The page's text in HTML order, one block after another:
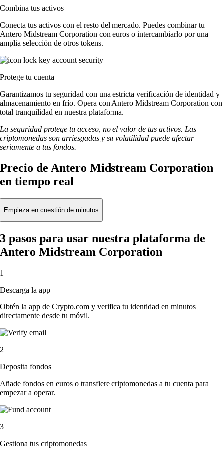
Combina tus activos
Conecta tus activos con el resto del mercado. Puedes combinar tu
Antero Midstream Corporation con euros o intercambiarlo por una
amplia selección de otros tokens.
Protege tu cuenta
Garantizamos tu seguridad con una estricta verificación de identidad y
almacenamiento en frío. Opera con Antero Midstream Corporation con
total tranquilidad en nuestra plataforma.
La seguridad protege tu acceso, no el valor de tus activos. Las
criptomonedas son arriesgadas y su volatilidad puede afectar
seriamente a tus fondos.
Precio de Antero Midstream Corporation
en tiempo real
Empieza en cuestión de minutos
3 pasos para usar nuestra plataforma de
Antero Midstream Corporation
1
Descarga la app
Obtén la app de Crypto.com y verifica tu identidad en minutos
directamente desde tu móvil.
2
Deposita fondos
Añade fondos en euros o transfiere criptomonedas a tu cuenta para
empezar a operar.
3
Gestiona tus criptomonedas